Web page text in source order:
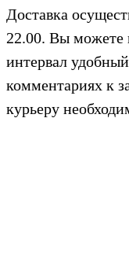
Доставка
22.00. Вы можете
интервал
комментариях к
курьеру